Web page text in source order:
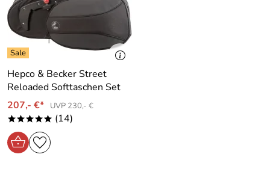
www.hepco-becker.de
Hepco & Becker Street
Reloaded Softtaschen Set
207,- €*
UVP 230,- €
***** (14)